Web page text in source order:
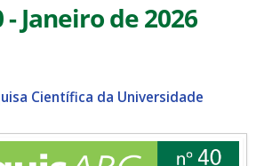
- Janeiro de 2026
Científica da Universidade